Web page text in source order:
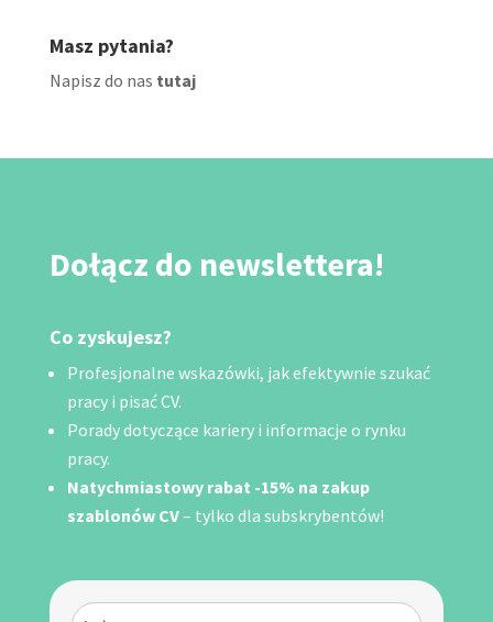
Masz pytania?
Napisz do nas tutaj
Dołącz do newslettera!
Co zyskujesz?
Profesjonalne wskazówki, jak efektywnie szukać
pracy i pisać CV.
Porady dotyczące kariery i informacje o rynku
pracy.
Natychmiastowy rabat -15% na zakup
szablonów CV– tylko dla subskrybentów!